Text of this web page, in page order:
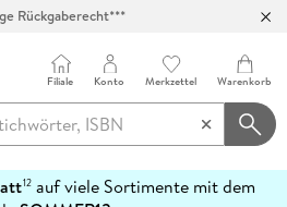
Rückgaberecht***
Filiale Konto Merkzettel Warenkorb
12auf viele Sortimente mit dem